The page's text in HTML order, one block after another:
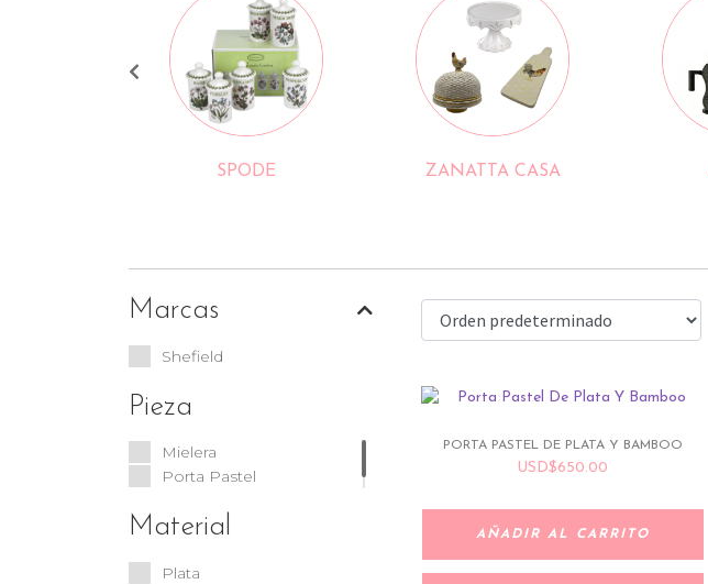
SPODE ZANATTA CASA
Marcas
Shefield
Pieza
Mielera
Porta Pastel
Material
Plata
PORTA PASTEL DE PLATA Y BAMBOO
USD$650.00
AÑADIR AL CARRITO